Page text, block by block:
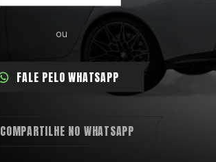
ou
FALE PELO WHATSAPP
COMPARTILHE NO WHATSAPP